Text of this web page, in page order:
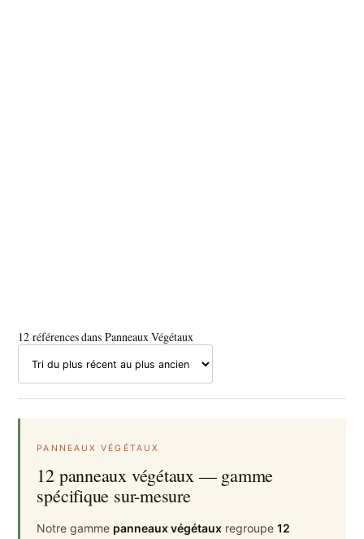
12 références dans Panneaux Végétaux
PANNEAUX VÉGÉTAUX
12 panneaux végétaux — gamme
spécifique sur-mesure
Notre gamme panneaux végétaux regroupe12